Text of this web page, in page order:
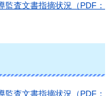
査文書指摘状況（PDF：
査文書指摘状況（PDF：